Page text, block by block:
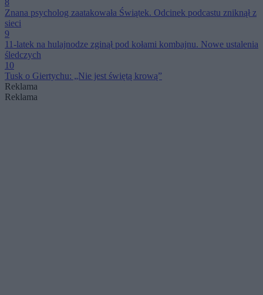
8
Znana psycholog zaatakowała Świątek. Odcinek podcastu zniknął z
sieci
9
11-latek na hulajnodze zginął pod kołami kombajnu. Nowe ustalenia
śledczych
10
Tusk o Giertychu: „Nie jest świętą krową”
Reklama
Reklama